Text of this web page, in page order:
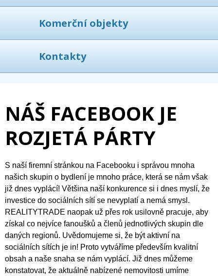
Komerční objekty
Kontakty
NÁŠ FACEBOOK JE
ROZJETÁ PÁRTY
S naší firemní stránkou na Facebooku i správou mnoha
našich skupin o bydlení je mnoho práce, která se nám však
již dnes vyplácí! Většina naší konkurence si i dnes myslí, že
investice do sociálních sítí se nevyplatí a nemá smysl.
REALITYTRADE naopak už přes rok usilovně pracuje, aby
získal co nejvíce fanoušků a členů jednotlivých skupin dle
daných regionů. Uvědomujeme si, že být aktivní na
sociálních sítích je in! Proto vytváříme především kvalitní
obsah a naše snaha se nám vyplácí. Již dnes můžeme
konstatovat, že aktuálně nabízené nemovitosti umíme